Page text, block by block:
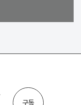
구독